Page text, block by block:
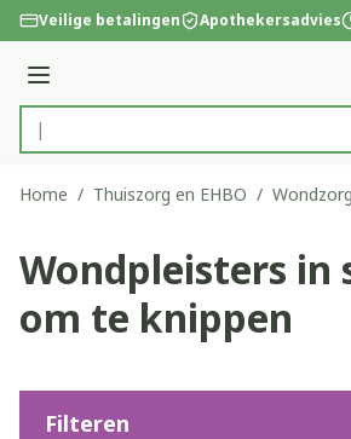
Ga naar de inhoud
Veilige betalingen Apothekersadvies
Menu
Product, merk, categorie...
Home / Thuiszorg en EHBO / Wondzorg
Wondpleisters in
om te knippen
Filteren